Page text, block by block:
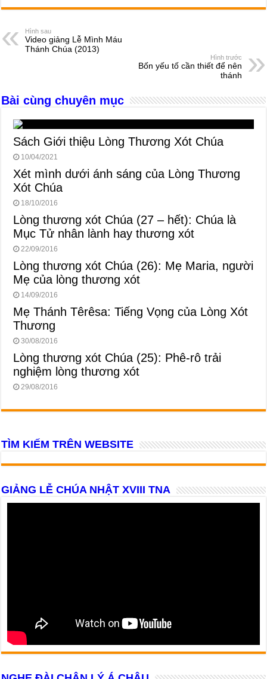
c
e
b
k
ss
e
n
at
s
A
e
s
er ail ar
Hình sau
Video giảng Lễ Mình Máu
Thánh Chúa (2013)
Hình trước
Bốn yếu tố cần thiết để nên
thánh
Bài cùng chuyên mục
Sách Giới thiệu Lòng Thương Xót Chúa
10/04/2021
Xét mình dưới ánh sáng của Lòng Thương
Xót Chúa
18/10/2016
Lòng thương xót Chúa (27 – hết): Chúa là
Mục Tử nhân lành hay thương xót
22/09/2016
Lòng thương xót Chúa (26): Mẹ Maria, người
Mẹ của lòng thương xót
14/09/2016
Mẹ Thánh Têrêsa: Tiếng Vọng của Lòng Xót
Thương
30/08/2016
Lòng thương xót Chúa (25): Phê-rô trải
nghiệm lòng thương xót
29/08/2016
TÌM KIẾM TRÊN WEBSITE
GIẢNG LỄ CHÚA NHẬT XVIII TNA